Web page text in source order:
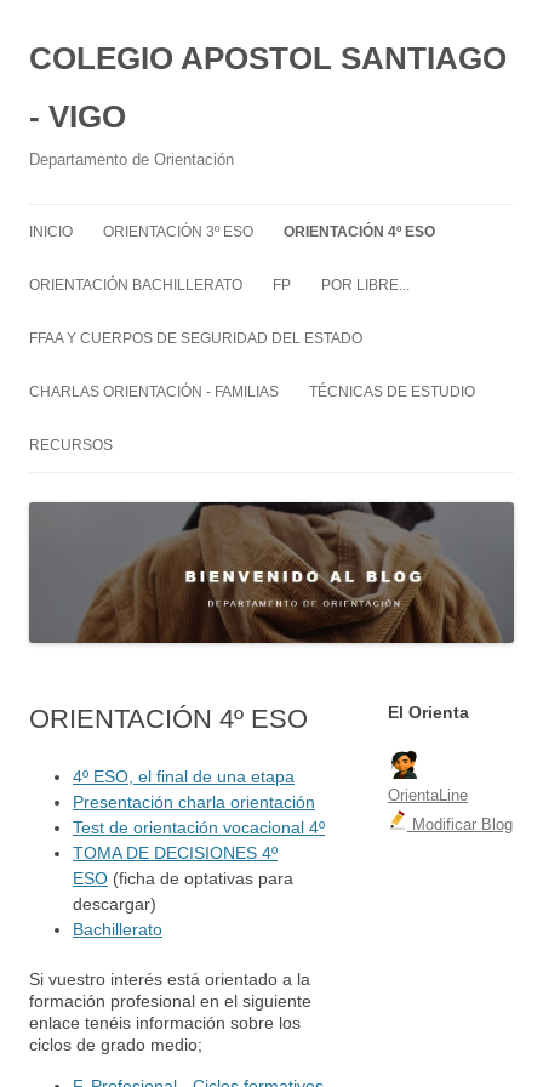
COLEGIO APOSTOL SANTIAGO
- VIGO
Departamento de Orientación
INICIO ORIENTACIÓN 3º ESO ORIENTACIÓN 4º ESO
ORIENTACIÓN BACHILLERATO FP POR LIBRE...
FFAA Y CUERPOS DE SEGURIDAD DEL ESTADO
CHARLAS ORIENTACIÓN - FAMILIAS TÉCNICAS DE ESTUDIO
RECURSOS
ORIENTACIÓN 4º ESO
4º ESO, el final de una etapa
Presentación charla orientación
Test de orientación vocacional 4º
TOMA DE DECISIONES 4º
ESO (ficha de optativas para
descargar)
Bachillerato
Si vuestro interés está orientado a la
formación profesional en el siguiente
enlace tenéis información sobre los
ciclos de grado medio;
El Orienta
OrientaLine
Modificar Blog